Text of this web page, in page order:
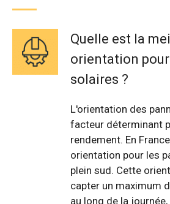
Quelle est la
orientation
solaires ?
L'orientation des
facteur déterminant
rendement. En
orientation pour les
plein sud. Cette
capter un maximum
au long de la